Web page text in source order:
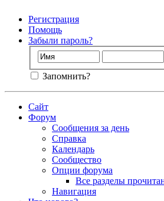
Регистрация
Помощь
Забыли пароль?
Запомнить?
Сайт
Форум
Сообщения за день
Справка
Календарь
Сообщество
Опции форума
Все разделы
Навигация